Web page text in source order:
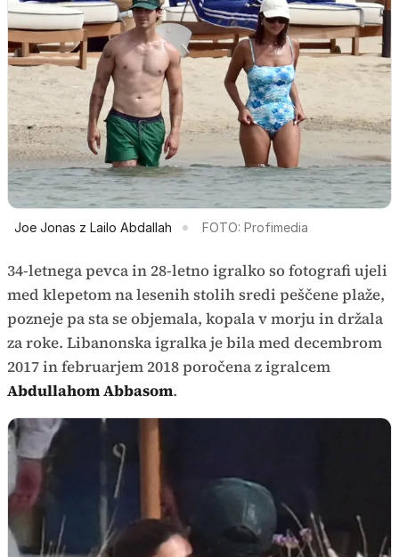
Joe Jonas z Lailo Abdallah FOTO: Profimedia
34-letnega pevca in 28-letno igralko so fotografi ujeli
med klepetom na lesenih stolih sredi peščene plaže,
pozneje pa sta se objemala, kopala v morju in držala
za roke. Libanonska igralka je bila med decembrom
2017 in februarjem 2018 poročena z igralcem
Abdullahom Abbasom.